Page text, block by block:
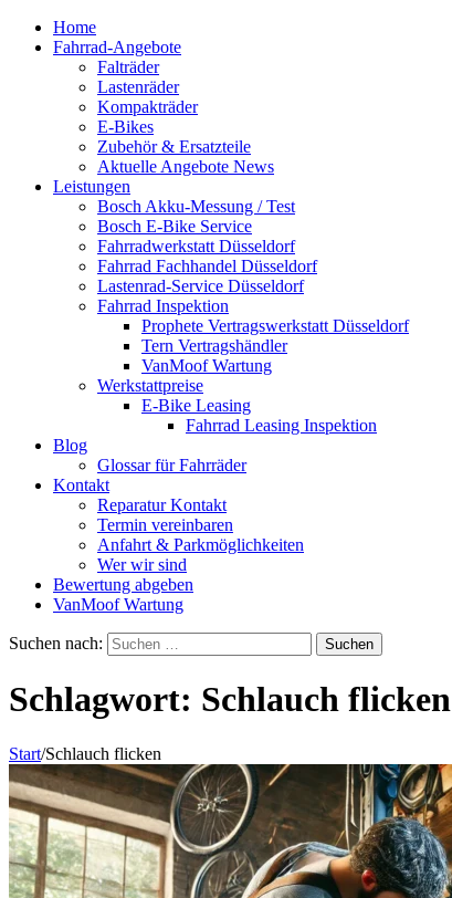
Home
Fahrrad-Angebote
Falträder
Lastenräder
Kompakträder
E-Bikes
Zubehör & Ersatzteile
Aktuelle Angebote News
Leistungen
Bosch Akku-Messung / Test
Bosch E-Bike Service
Fahrradwerkstatt Düsseldorf
Fahrrad Fachhandel Düsseldorf
Lastenrad-Service Düsseldorf
Fahrrad Inspektion
Prophete Vertragswerkstatt Düsseldorf
Tern Vertragshändler
VanMoof Wartung
Werkstattpreise
E-Bike Leasing
Fahrrad Leasing Inspektion
Blog
Glossar für Fahrräder
Kontakt
Reparatur Kontakt
Termin vereinbaren
Anfahrt & Parkmöglichkeiten
Wer wir sind
Bewertung abgeben
VanMoof Wartung
Suchen nach:
Schlagwort: Schlauch flicken
Start/Schlauch flicken